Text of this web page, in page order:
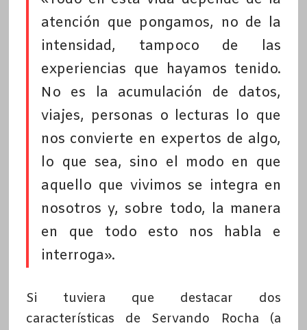
atención que pongamos, no de la
intensidad, tampoco de las
experiencias que hayamos tenido.
No es la acumulación de datos,
viajes, personas o lecturas lo que
nos convierte en expertos de algo,
lo que sea, sino el modo en que
aquello que vivimos se integra en
nosotros y, sobre todo, la manera
en que todo esto nos habla e
interroga».
Si tuviera que destacar dos
características de Servando Rocha (a